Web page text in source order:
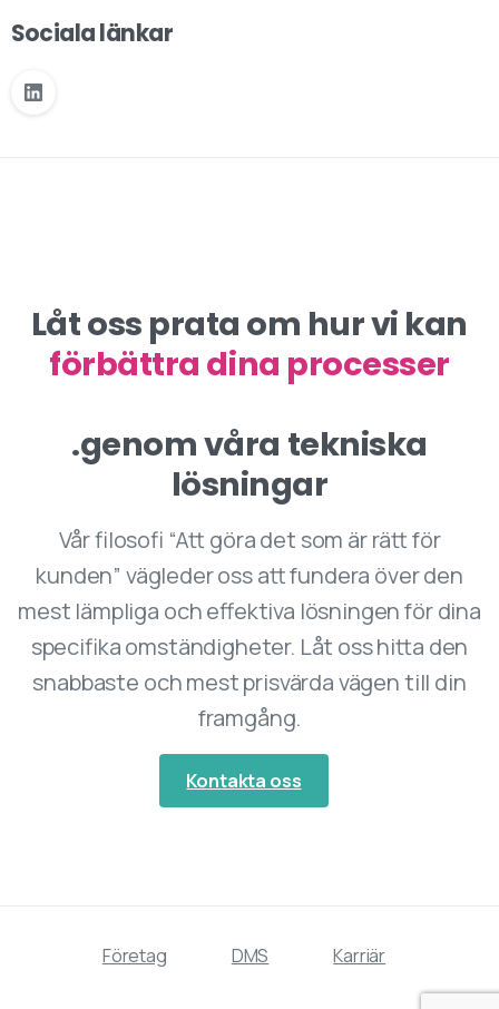
Sociala länkar
Låt oss prata om hur vi kan
förbättra dina processer
.genom våra tekniska
lösningar
Vår filosofi “Att göra det som är rätt för
kunden” vägleder oss att fundera över den
mest lämpliga och effektiva lösningen för dina
specifika omständigheter. Låt oss hitta den
snabbaste och mest prisvärda vägen till din
framgång.
Kontakta oss
Företag DMS Karriär